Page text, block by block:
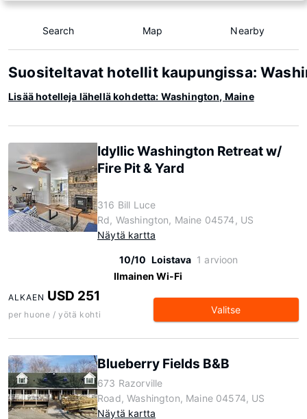
Search Map Nearby
Suositeltavat hotellit kaupungissa:
Lisää hotelleja lähellä kohdetta: Washington, Maine
Idyllic Washington Retreat w/
Fire Pit & Yard
316 Bill Luce
Rd, Washington, Maine 04574, US
Näytä kartta
10/10 Loistava 1 arvioon
Ilmainen Wi-Fi
ALKAEN USD 251
per huone / yötä kohti Valitse
Blueberry Fields B&B
673 Razorville
Road, Washington, Maine 04574, US
Näytä kartta